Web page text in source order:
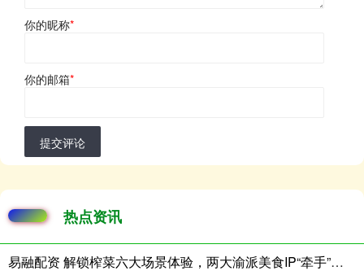
你的昵称*
你的邮箱*
提交评论
热点资讯
易融配资 解锁榨菜六大场景体验，两大渝派美食IP“牵手”成功